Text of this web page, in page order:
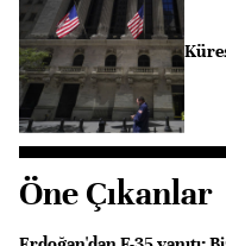
Öne Çıkanlar